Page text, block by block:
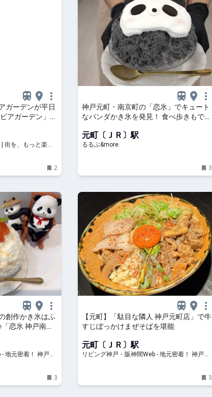
ガーデンが平日
アガーデン」
街を、もっと楽し
2
神戸元町・南京町の「恋氷」でキュート
なパンダかき氷を発見！ 食べ歩きもでき
&more.
元町〔ＪＲ〕駅
るるぶ&more.
3
創作かき氷はふ
恋氷 神戸南京
地元密着！ 神戸、
3
【元町】「駄目な隣人 神戸元町店」で牛
すじぼっかけまぜそばを堪能
元町〔ＪＲ〕駅
リビング神戸・阪神間Web - 地元密着！ 神戸、
3